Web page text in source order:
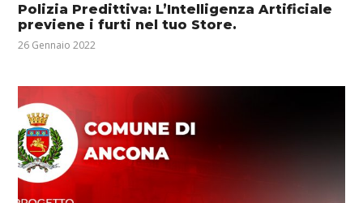
Polizia Predittiva: L’Intelligenza Artificiale
previene i furti nel tuo Store.
26 Gennaio 2022